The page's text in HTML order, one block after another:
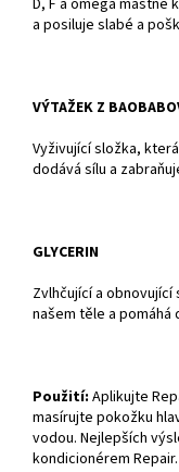
D, F a omega mastné
a posiluje slabé a
VÝTAŽEK Z
Vyživující složka,
dodává sílu a
GLYCERIN
Zvlhčující a
našem těle a pomáhá
Použití: Aplikujte
masírujte pokožku
vodou. Nejlepších
kondicionérem Repair.